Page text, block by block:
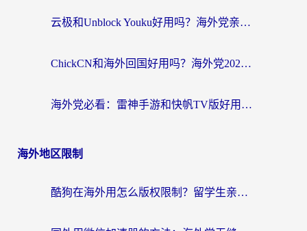
云极和Unblock Youku好用吗？海外党亲测+2026回国加速器避坑指南
ChickCN和海外回国好用吗？海外党2026亲测：从手游到影音，选对加速器的3个关键
海外党必看：雷神手游和快帆TV版好用吗？3步选对回国加速器不踩坑
海外地区限制
酷狗在海外用怎么版权限制？留学生亲测：3步解决听国内音乐难题